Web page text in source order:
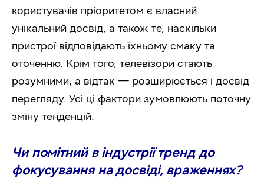
користувачів пріоритетом є власний
унікальний досвід, а також те, наскільки
пристрої відповідають їхньому смаку та
оточенню. Крім того, телевізори стають
розумними, а відтак — розширюється і досвід
перегляду. Усі ці фактори зумовлюють поточну
зміну тенденцій.
Чи помітний в індустрії тренд до
фокусування на досвіді, враженнях?